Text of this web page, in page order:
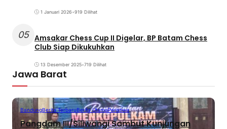
1 Januari 2026•919 Dilihat
05 Amsakar Chess Cup II Digelar, BP Batam Chess
Club Siap Dikukuhkan
13 Desember 2025•719 Dilihat
Jawa Barat
BandungBerita TerbaruBerita UtamaPeristiwa
Pangdam III/Siliwangi Sambut Kunjungan